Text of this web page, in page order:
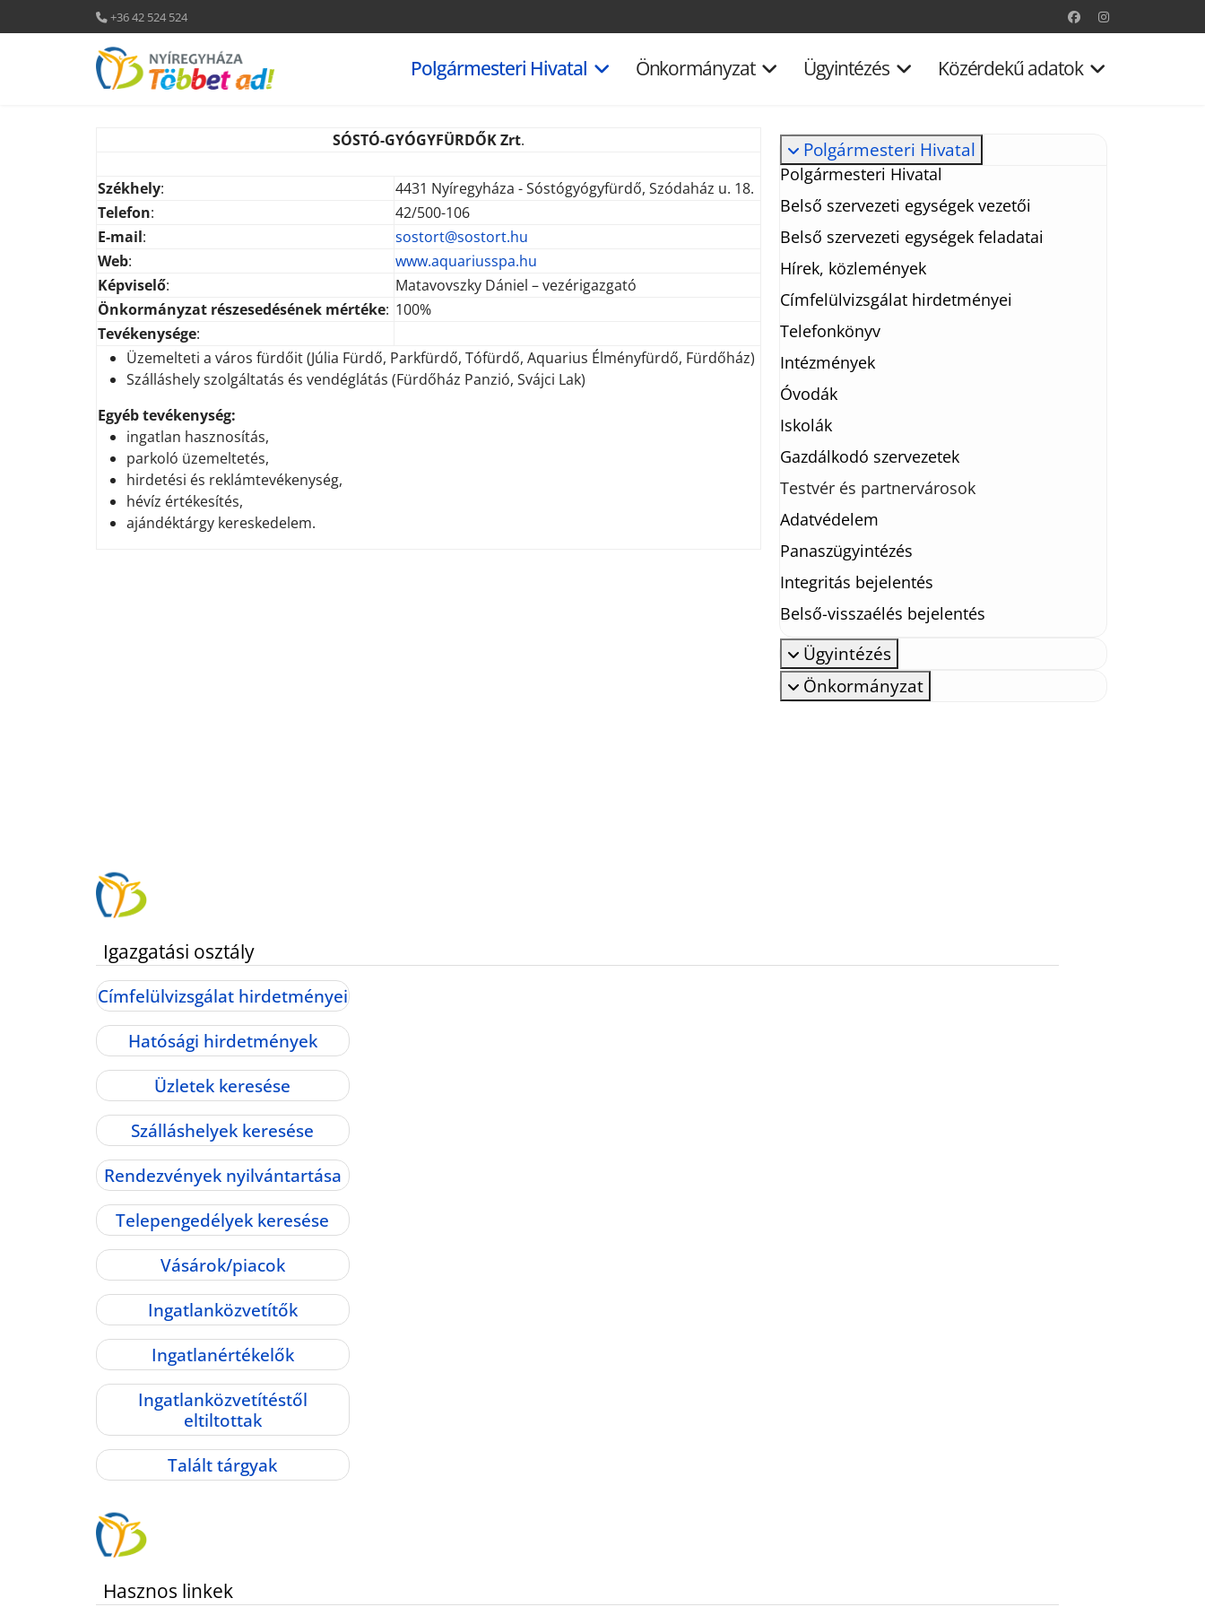
+36 42 524 524
Polgármesteri Hivatal Önkormányzat Ügyintézés Közérdekű adatok
SÓSTÓ-GYÓGYFÜRDŐK Zrt.
Székhely:
4431 Nyíregyháza - Sóstógyógyfürdő, Szódaház u. 18.
Telefon:
42/500-106
E-mail:
sostort@sostort.hu
Web:
www.aquariusspa.hu
Képviselő:
Matavovszky Dániel – vezérigazgató
Önkormányzat részesedésének mértéke: 100%
Tevékenysége:
Üzemelteti a város fürdőit (Júlia Fürdő, Parkfürdő, Tófürdő, Aquarius Élményfürdő, Fürdőház)
Szálláshely szolgáltatás és vendéglátás (Fürdőház Panzió, Svájci Lak)
Egyéb tevékenység:
ingatlan hasznosítás,
parkoló üzemeltetés,
hirdetési és reklámtevékenység,
hévíz értékesítés,
ajándéktárgy kereskedelem.
Polgármesteri Hivatal
Polgármesteri Hivatal
Belső szervezeti egységek vezetői
Belső szervezeti egységek feladatai
Hírek, közlemények
Címfelülvizsgálat hirdetményei
Telefonkönyv
Intézmények
Óvodák
Iskolák
Gazdálkodó szervezetek
Testvér és partnervárosok
Adatvédelem
Panaszügyintézés
Integritás bejelentés
Belső-visszaélés bejelentés
Ügyintézés
Önkormányzat
Igazgatási osztály
Címfelülvizsgálat hirdetményei
Hatósági hirdetmények
Üzletek keresése
Szálláshelyek keresése
Rendezvények nyilvántartása
Telepengedélyek keresése
Vásárok/piacok
Ingatlanközvetítők
Ingatlanértékelők
Ingatlanközvetítéstől
eltiltottak
Talált tárgyak
Hasznos linkek